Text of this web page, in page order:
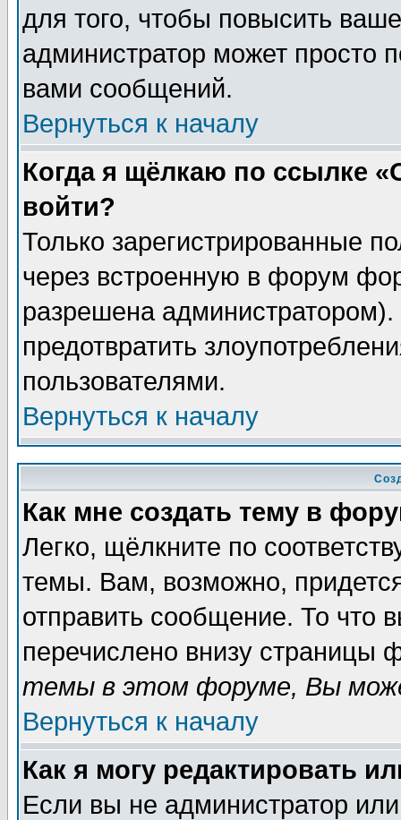
для того, чтобы повысить
администратор может просто
вами сообщений.
Вернуться к началу
Когда я щёлкаю по ссылке
войти?
Только зарегистрированные
через встроенную в форум
разрешена
предотвратить
пользователями.
Вернуться к началу
Как мне создать тему в
Легко, щёлкните по
темы. Вам, возможно,
отправить сообщение. То что
перечислено внизу страницы
темы в этом форуме, Вы
Вернуться к началу
Как я могу редактировать
Если вы не администратор